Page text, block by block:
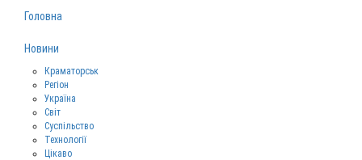
Головна
Новини
Краматорськ
Регіон
Україна
Світ
Суспільство
Технології
Цікаво